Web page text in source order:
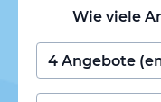
Wie viele